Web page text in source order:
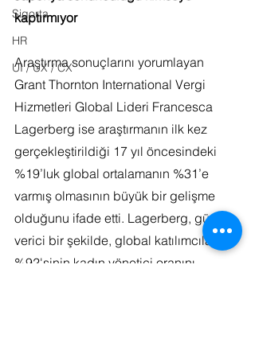
Sigorta
HR
UI / UX / CX
kaptırmıyor
Araştırma sonuçlarını yorumlayan
Grant Thornton International Vergi
Hizmetleri Global Lideri Francesca
Lagerberg ise araştırmanın ilk kez
gerçekleştirildiği 17 yıl öncesindeki
%19’luk global ortalamanın %31’e
varmış olmasının büyük bir gelişme
olduğunu ifade etti. Lagerberg, güven
verici bir şekilde, global katılımcıların
%92'sinin kadın yönetici oranını